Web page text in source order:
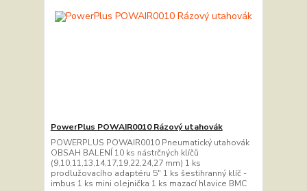
PowerPlus POWAIR0010 Rázový utahovák
POWERPLUS POWAIR0010 Pneumatický utahovák
OBSAH BALENÍ 10 ks nástrčných klíčů
(9,10,11,13,14,17,19,22,24,27 mm) 1 ks
prodlužovacího adaptéru 5" 1 ks šestihranný klíč -
imbus 1 ks mini olejnička 1 ks mazací hlavice BMC